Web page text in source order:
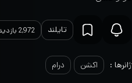
تایلند 2,972 بازدید
ژانرها : اکشن درام